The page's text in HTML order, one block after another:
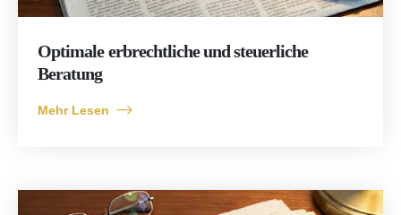
Optimale erbrechtliche und steuerliche
Beratung
Mehr Lesen